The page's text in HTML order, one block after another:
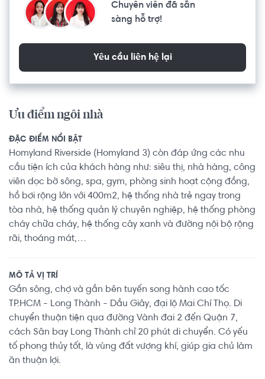
Chuyên viên đã sẵn
sàng hỗ trợ!
Yêu cầu liên hệ lại
Ưu điểm ngôi nhà
ĐẶC ĐIỂM NỔI BẬT
Homyland Riverside (Homyland 3) còn đáp ứng các nhu
cầu tiện ích của khách hàng như: siêu thị, nhà hàng, công
viên dọc bờ sông, spa, gym, phòng sinh hoạt cộng đồng,
hồ bơi rộng lớn với 400m2, hệ thống nhà trẻ ngay trong
tòa nhà, hệ thống quản lý chuyên nghiệp, hệ thống phòng
cháy chữa cháy, hệ thống cây xanh và đường nội bộ rộng
rãi, thoáng mát,…
MÔ TẢ VỊ TRÍ
Gần sông, chợ và gần bên tuyến song hành cao tốc
TP.HCM - Long Thành - Dầu Giây, đại lộ Mai Chí Thọ. Di
chuyển thuận tiện qua đường Vành đai 2 đến Quận 7,
cách Sân bay Long Thành chỉ 20 phút di chuyển. Có yếu
tố phong thủy tốt, là vùng đất vượng khí, giúp gia chủ làm
ăn thuận lợi.